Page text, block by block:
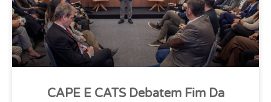
CAPE E CATS Debatem Fim Da